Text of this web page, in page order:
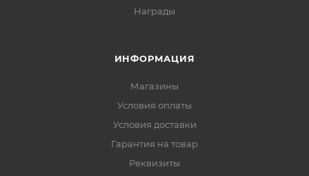
Награды
ИНФОРМАЦИЯ
Магазины
Условия оплаты
Условия доставки
Гарантия на товар
Реквизиты